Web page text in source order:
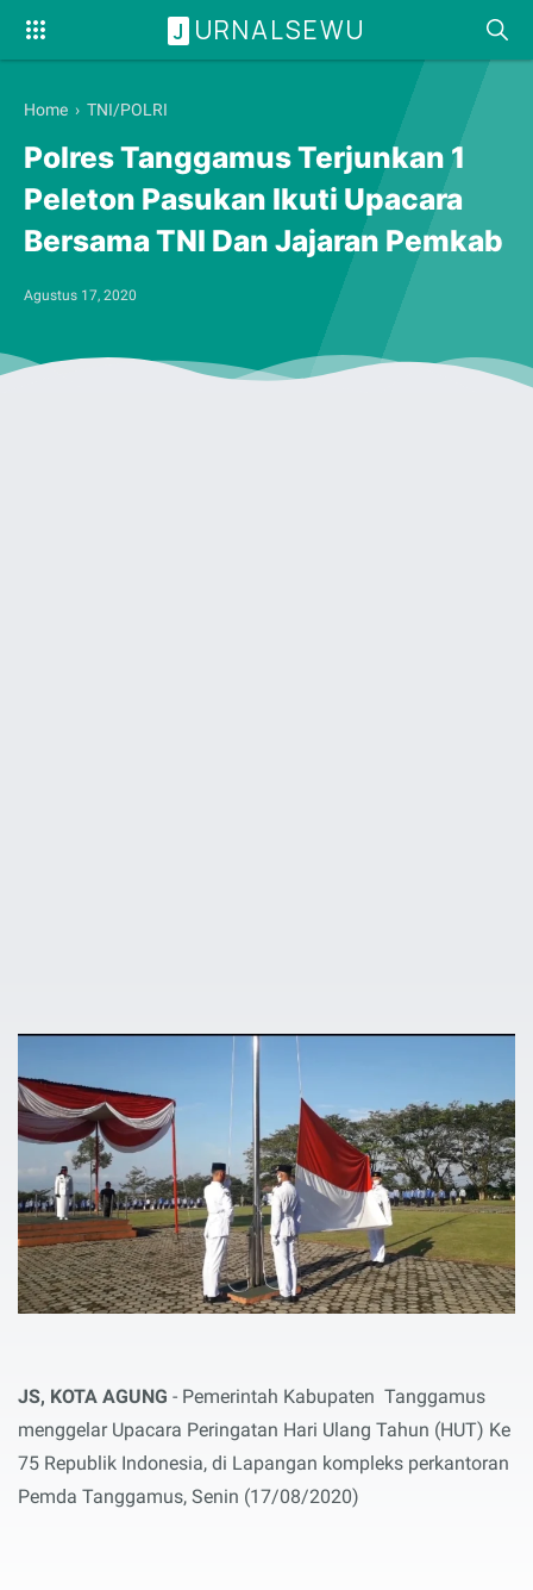
J URNALSEWU
Home › TNI/POLRI
Polres Tanggamus Terjunkan 1
Peleton Pasukan Ikuti Upacara
Bersama TNI Dan Jajaran Pemkab
Agustus 17, 2020
JS, KOTA AGUNG - Pemerintah Kabupaten Tanggamus
menggelar Upacara Peringatan Hari Ulang Tahun (HUT) Ke
75 Republik Indonesia, di Lapangan kompleks perkantoran
Pemda Tanggamus, Senin (17/08/2020)